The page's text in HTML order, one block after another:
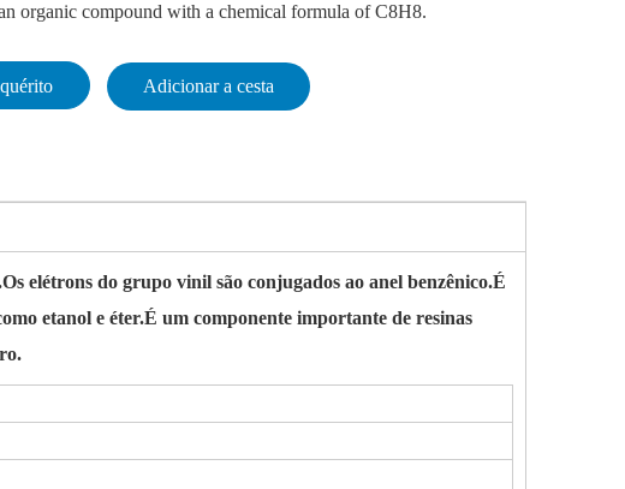
organic compound with a chemical formula of C8H8.
Adicionar a cesta
elétrons do grupo vinil são conjugados ao anel benzênico.É
etanol e éter.É um componente importante de resinas